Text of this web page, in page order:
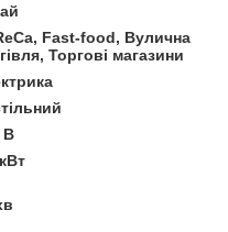
Fast-food, Вулична
Торгові магазини
В